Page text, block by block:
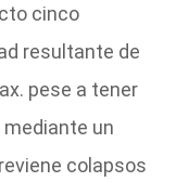
cinco
resultante de
pese a tener
un
colapsos